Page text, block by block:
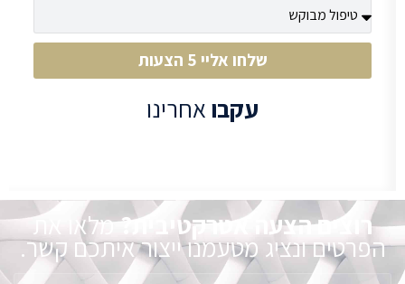
שלחו אליי 5 הצעות
עקבואחרינו
רוצים הצעה אטרקטיבית?מלאו את
הפרטים ונציג מטעמנו ייצור איתכם קשר.